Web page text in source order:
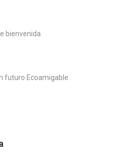
bienvenida
futuro Ecoamigable